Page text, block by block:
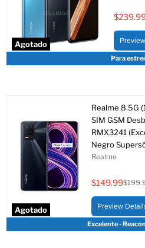
Agotado
Para
actual
Agotado
Excelente -
Realme 8 5G
SIM GSM
RMX3241
Negro
Realme
actual
$149.99
Preview